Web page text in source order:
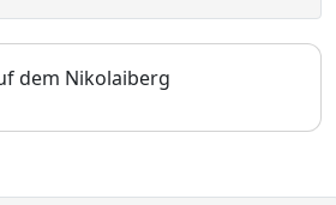
dem Nikolaiberg